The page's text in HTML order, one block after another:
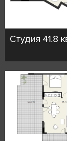
Студия 41.8